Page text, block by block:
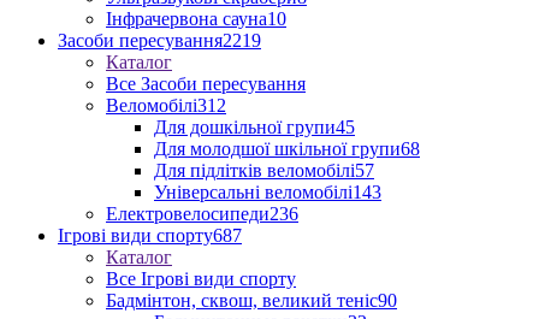
Інфрачервона сауна10
Засоби пересування2219
Каталог
Все Засоби пересування
Веломобілі312
Для дошкільної групи45
Для молодшої шкільної групи68
Для підлітків веломобілі57
Універсальні веломобілі143
Електровелосипеди236
Ігрові види спорту687
Каталог
Все Ігрові види спорту
Бадмінтон, сквош, великий теніс90